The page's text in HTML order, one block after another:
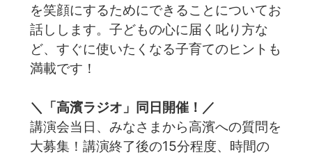
を笑顔にするためにできることについてお
話しします。子どもの心に届く叱り方な
ど、すぐに使いたくなる子育てのヒントも
満載です！
＼「高濱ラジオ」同日開催！／
講演会当日、みなさまから高濱への質問を
大募集！講演終了後の15分程度、時間の